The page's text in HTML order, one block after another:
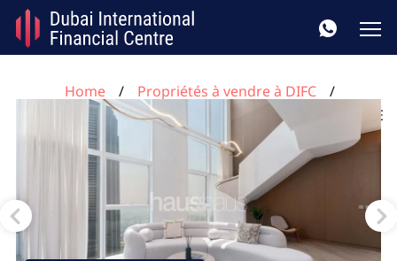
Home
Propriétés à vendre à DIFC
Appartement de 3 chambres à Central Park Tower, UAE
No. 60